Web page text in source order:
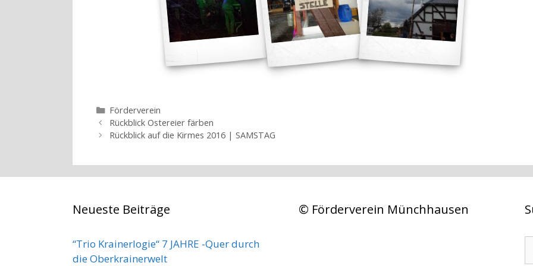
Kategorien
Förderverein
Rückblick Ostereier färben
Rückblick auf die Kirmes 2016 | SAMSTAG
Neueste Beiträge
“Trio Krainerlogie“ 7 JAHRE -Quer durch
die Oberkrainerwelt
© Förderverein Münchhausen